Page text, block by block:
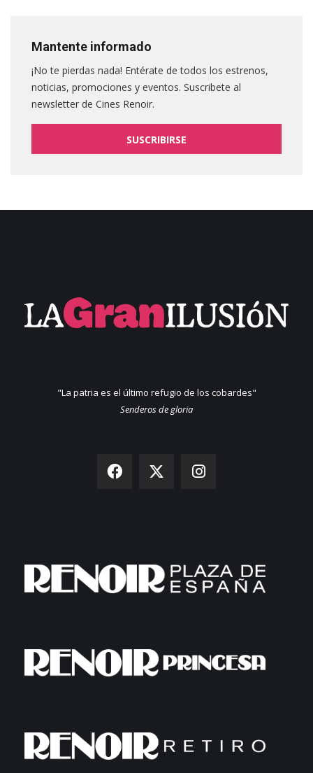
Mantente informado
¡No te pierdas nada! Entérate de todos los estrenos,
noticias, promociones y eventos. Suscribete al
newsletter de Cines Renoir.
SUSCRIBIRSE
"La patria es el último refugio de los cobardes"
Senderos de gloria